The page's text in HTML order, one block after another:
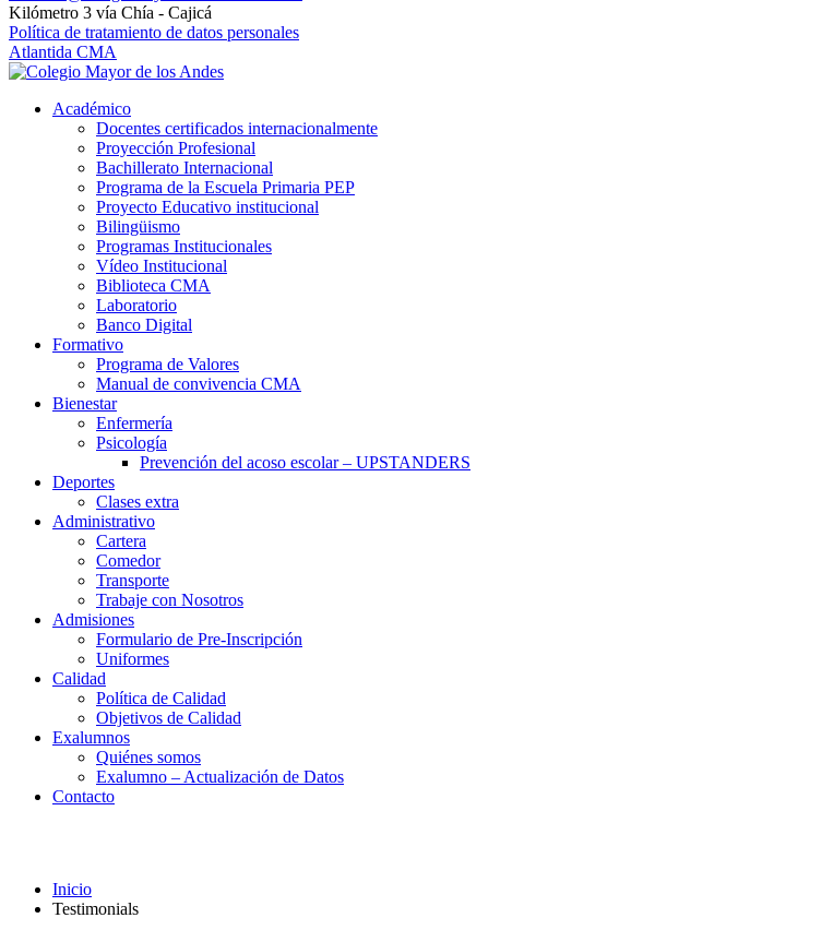
Kilómetro 3 vía Chía - Cajicá
Política de tratamiento de datos personales
Atlantida CMA
Académico
Docentes certificados internacionalmente
Proyección Profesional
Bachillerato Internacional
Programa de la Escuela Primaria PEP
Proyecto Educativo institucional
Bilingüismo
Programas Institucionales
Vídeo Institucional
Biblioteca CMA
Laboratorio
Banco Digital
Formativo
Programa de Valores
Manual de convivencia CMA
Bienestar
Enfermería
Psicología
Prevención del acoso escolar – UPSTANDERS
Deportes
Clases extra
Administrativo
Cartera
Comedor
Transporte
Trabaje con Nosotros
Admisiones
Formulario de Pre-Inscripción
Uniformes
Calidad
Política de Calidad
Objetivos de Calidad
Exalumnos
Quiénes somos
Exalumno – Actualización de Datos
Contacto
Inicio
Testimonials